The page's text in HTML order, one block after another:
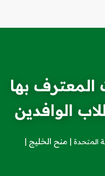
بها
الوافدين
المتحدة منح الخليج